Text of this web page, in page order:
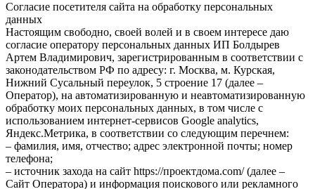
Согласие посетителя сайта на обработку персональных
данных
Настоящим свободно, своей волей и в своем интересе даю
согласие оператору персональных данных ИП Болдырев
Артем Владимирович, зарегистрированным в соответствии с
законодательством РФ по адресу: г. Москва, м. Курская,
Нижний Сусальный переулок, 5 строение 17 (далее –
Оператор), на автоматизированную и неавтоматизированную
обработку моих персональных данных, в том числе с
использованием интернет-сервисов Google analytics,
Яндекс.Метрика, в соответствии со следующим перечнем:
– фамилия, имя, отчество; адрес электронной почты; номер
телефона;
– источник захода на сайт https://проектдома.com/ (далее –
Сайт Оператора) и информация поискового или рекламного